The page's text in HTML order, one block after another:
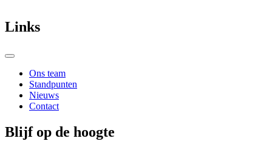
Links
Ons team
Standpunten
Nieuws
Contact
Blijf op de hoogte